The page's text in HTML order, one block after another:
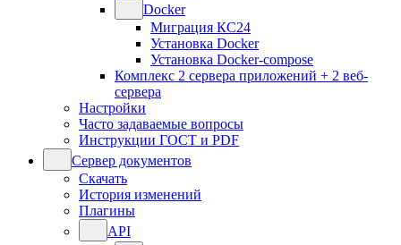
Docker
Миграция КС24
Установка Docker
Установка Docker-compose
Комплекс 2 сервера приложений + 2 веб-
сервера
Настройки
Часто задаваемые вопросы
Инструкции ГОСТ и PDF
Сервер документов
Скачать
История изменений
Плагины
API